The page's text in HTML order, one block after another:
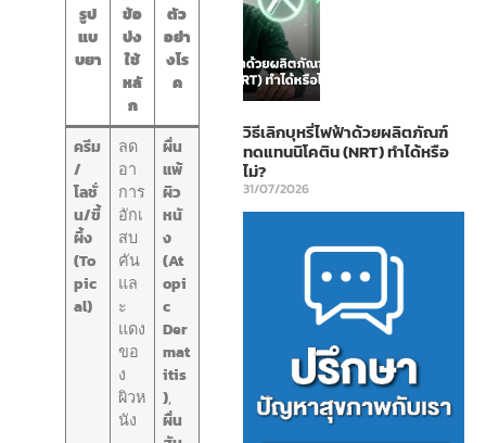
รูป
แบ
บยา
ข้อ
บ่ง
ใช้
หลั
ก
ตัว
อย่า
งโร
ค
ครีม
/
โลชั่
น/ขี้
ผึ้ง
(To
pic
al)
ลด
อา
การ
อักเ
สบ
คัน
แล
ะ
แดง
ขอ
ง
ผิวห
นัง
ผื่น
แพ้
ผิว
หนั
ง
(At
opi
c
Der
mat
itis
),
ผื่น
วิธีเลิกบุหรี่ไฟฟ้าด้วยผลิตภัณฑ์
ทดแทนนิโคติน (NRT) ทำได้หรือ
ไม่?
31/07/2026